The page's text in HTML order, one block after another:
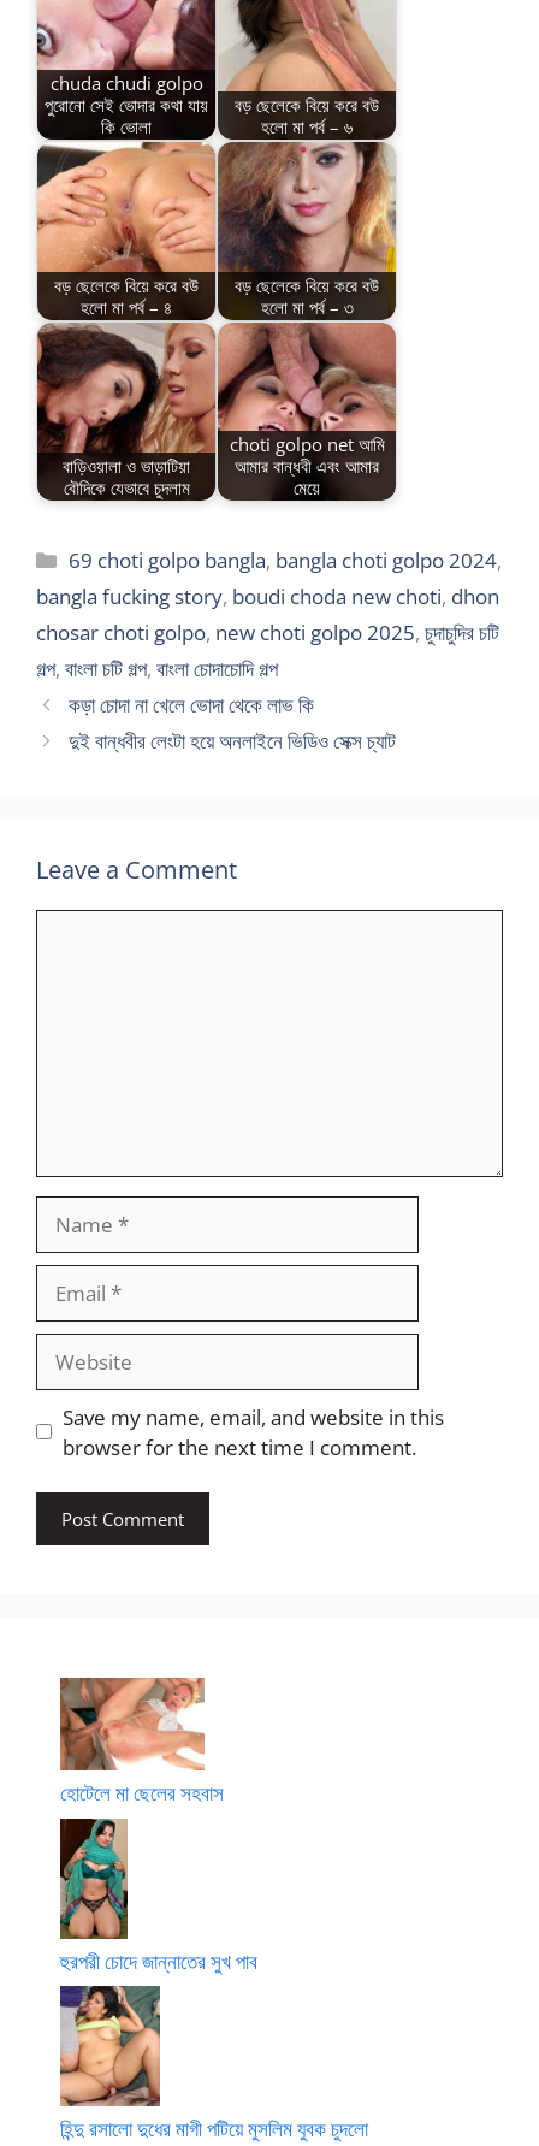
chuda chudi golpo
পুরোনো সেই ভোদার কথা যায়
কি ভোলা
বড় ছেলেকে বিয়ে করে বউ
হলো মা পর্ব – ৬
বড় ছেলেকে বিয়ে করে বউ
হলো মা পর্ব – ৪
বড় ছেলেকে বিয়ে করে বউ
হলো মা পর্ব – ৩
বাড়িওয়ালা ও ভাড়াটিয়া
বৌদিকে যেভাবে চুদলাম
choti golpo net আমি
আমার বান্ধবী এবং আমার
মেয়ে
Categories
69 choti golpo bangla, bangla choti golpo 2024,
bangla fucking story, boudi choda new choti, dhon
chosar choti golpo, new choti golpo 2025, চুদাচুদির চটি
গল্প, বাংলা চটি গল্প, বাংলা চোদাচোদি গল্প
কড়া চোদা না খেলে ভোদা থেকে লাভ কি
দুই বান্ধবীর লেংটা হয়ে অনলাইনে ভিডিও সেক্স চ্যাট
Leave a Comment
Save my name, email, and website in this
browser for the next time I comment.
হোটেলে মা ছেলের সহবাস
হুরপরী চোদে জান্নাতের সুখ পাব
হিন্দু রসালো দুধের মাগী পটিয়ে মুসলিম যুবক চুদলো